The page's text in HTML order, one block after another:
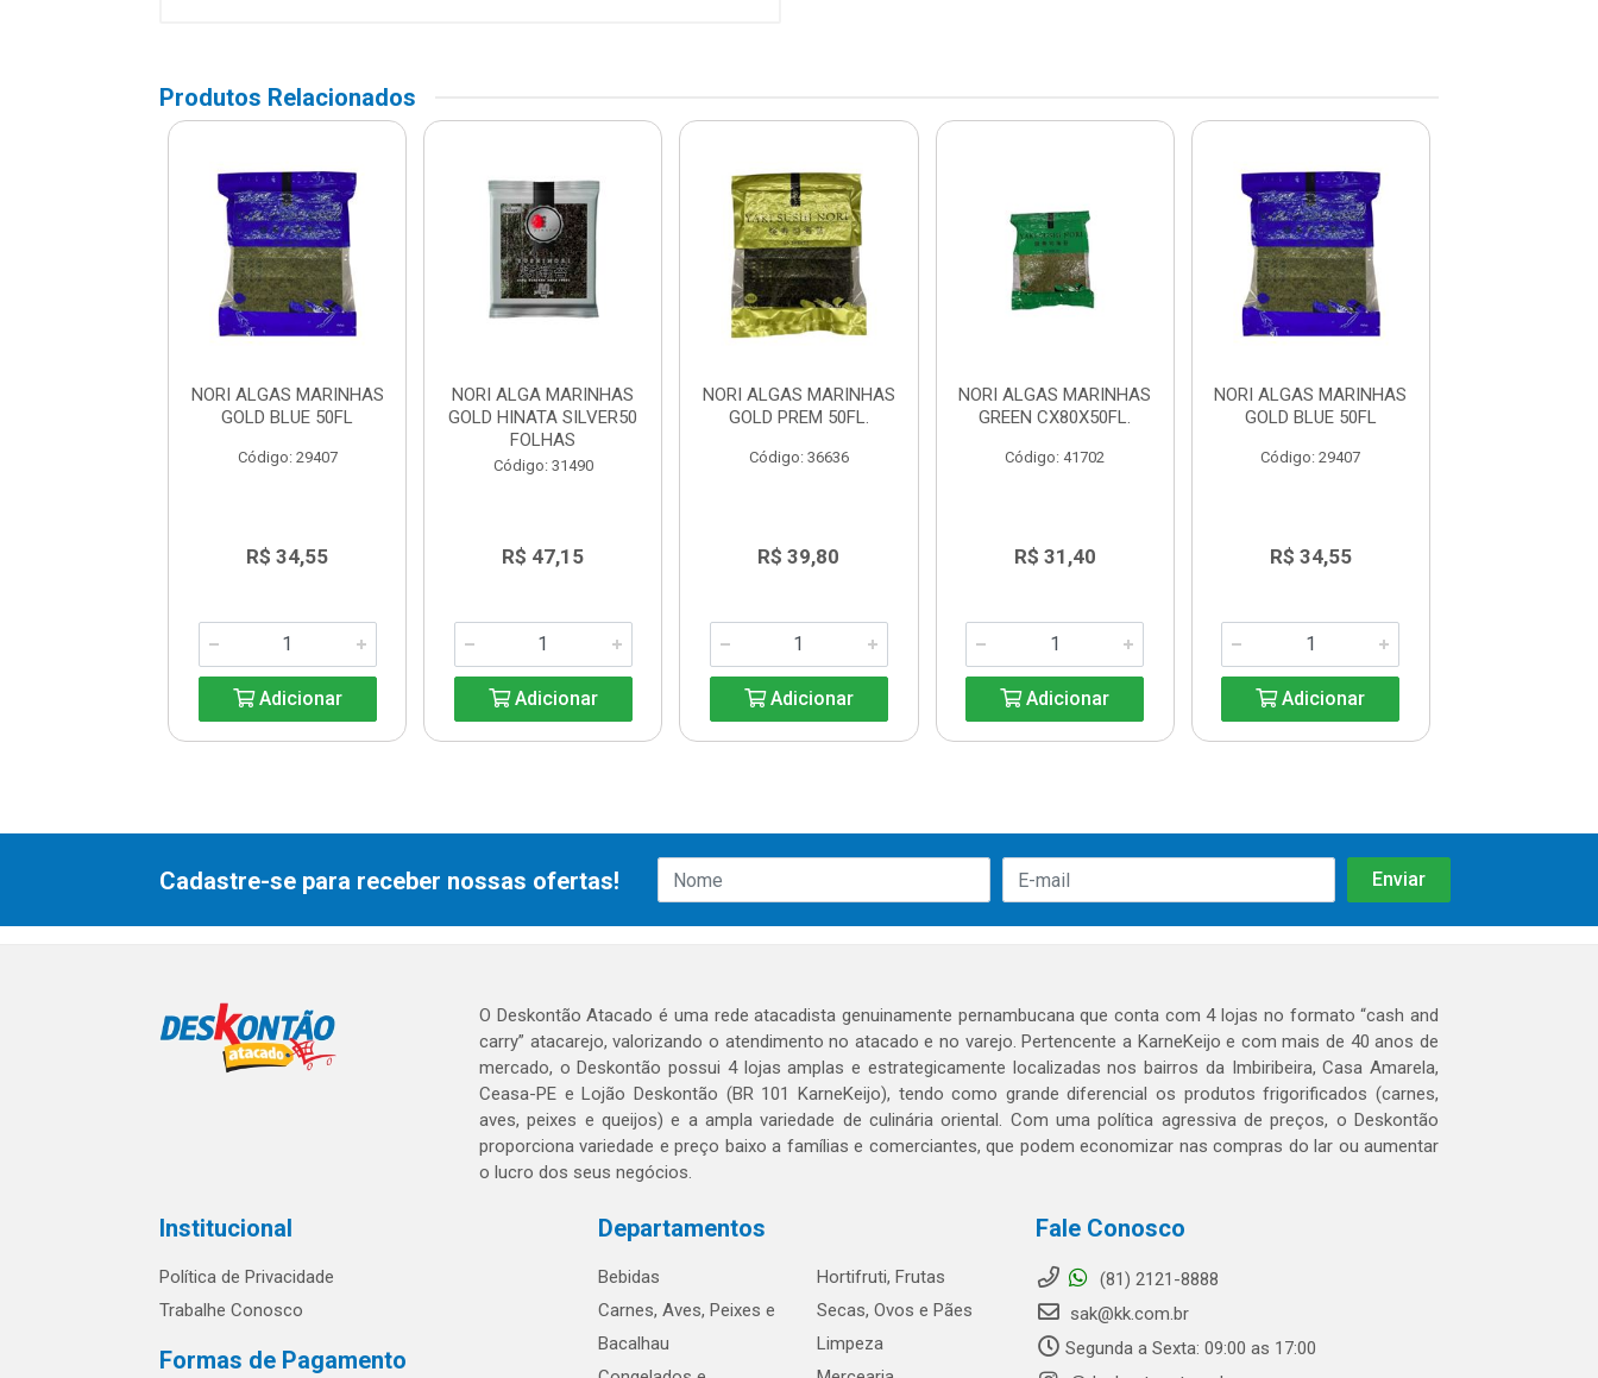
Produtos Relacionados
NORI ALGAS MARINHAS
GOLD BLUE 50FL
Código: 29407
R$ 34,55
Adicionar
NORI ALGA MARINHAS
GOLD HINATA SILVER50
FOLHAS
Código: 31490
R$ 47,15
Adicionar
NORI ALGAS MARINHAS
GOLD PREM 50FL.
Código: 36636
R$ 39,80
Adicionar
NORI ALGAS MARINHAS
GREEN CX80X50FL.
Código: 41702
R$ 31,40
Adicionar
NORI ALGAS MARINHAS
GOLD BLUE 50FL
Código: 29407
R$ 34,55
Adicionar
Cadastre-se para receber nossas ofertas!
O Deskontão Atacado é uma rede atacadista genuinamente pernambucana que conta com 4 lojas no formato “cash and
carry” atacarejo, valorizando o atendimento no atacado e no varejo. Pertencente a KarneKeijo e com mais de 40 anos de
mercado, o Deskontão possui 4 lojas amplas e estrategicamente localizadas nos bairros da Imbiribeira, Casa Amarela,
Ceasa-PE e Lojão Deskontão (BR 101 KarneKeijo), tendo como grande diferencial os produtos frigorificados (carnes,
aves, peixes e queijos) e a ampla variedade de culinária oriental. Com uma política agressiva de preços, o Deskontão
proporciona variedade e preço baixo a famílias e comerciantes, que podem economizar nas compras do lar ou aumentar
o lucro dos seus negócios.
Institucional
Política de Privacidade
Trabalhe Conosco
Formas de Pagamento
Departamentos
Bebidas
Carnes, Aves, Peixes e
Bacalhau
Hortifruti, Frutas
Secas, Ovos e Pães
Limpeza
Fale Conosco
(81) 2121-8888
sak@kk.com.br
Segunda a Sexta: 09:00 as 17:00